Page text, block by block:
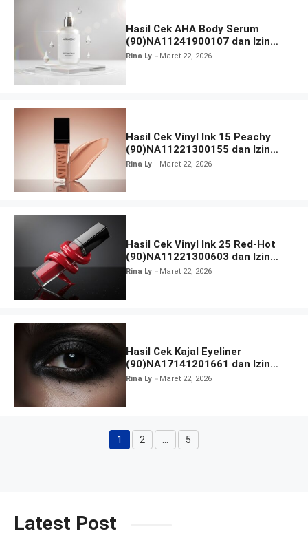
Hasil Cek AHA Body Serum
(90)NA11241900107 dan Izin
BPOM
Rina Ly Maret 22, 2026
Hasil Cek Vinyl Ink 15 Peachy
(90)NA11221300155 dan Izin
BPOM
Rina Ly Maret 22, 2026
Hasil Cek Vinyl Ink 25 Red-Hot
(90)NA11221300603 dan Izin
BPOM
Rina Ly Maret 22, 2026
Hasil Cek Kajal Eyeliner
(90)NA17141201661 dan Izin
BPOM
Rina Ly Maret 22, 2026
Halaman
1 Halaman
2 5
Latest Post